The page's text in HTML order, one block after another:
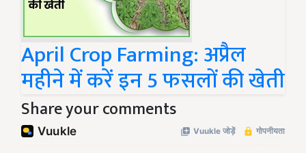
April Crop Farming: अप्रैल
महीने में करें इन 5 फसलों की खेती
Share your comments